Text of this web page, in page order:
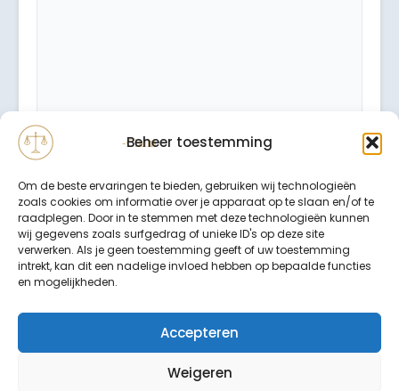
Beheer toestemming
Om de beste ervaringen te bieden, gebruiken wij technologieën
zoals cookies om informatie over je apparaat op te slaan en/of te
raadplegen. Door in te stemmen met deze technologieën kunnen
wij gegevens zoals surfgedrag of unieke ID's op deze site
verwerken. Als je geen toestemming geeft of uw toestemming
intrekt, kan dit een nadelige invloed hebben op bepaalde functies
en mogelijkheden.
Accepteren
Weigeren
Binnen 24 uur wordt er contact met u opgenomen.